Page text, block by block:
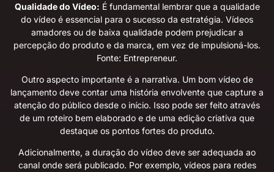
Qualidade do Vídeo: É fundamental lembrar que a qualidade
do vídeo é essencial para o sucesso da estratégia. Vídeos
amadores ou de baixa qualidade podem prejudicar a
percepção do produto e da marca, em vez de impulsioná-los.
Fonte: Entrepreneur.
Outro aspecto importante é a narrativa. Um bom vídeo de
lançamento deve contar uma história envolvente que capture a
atenção do público desde o início. Isso pode ser feito através
de um roteiro bem elaborado e de uma edição criativa que
destaque os pontos fortes do produto.
Adicionalmente, a duração do vídeo deve ser adequada ao
canal onde será publicado. Por exemplo, vídeos para redes